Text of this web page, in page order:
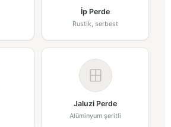
İp Perde
Rustik, serbest
Jaluzi Perde
Alüminyum şeritli